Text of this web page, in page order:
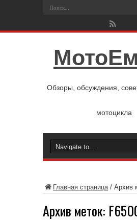
Обзоры, обсуждения,
мотоцикла
Главная страница/ Архив
Архив меток: